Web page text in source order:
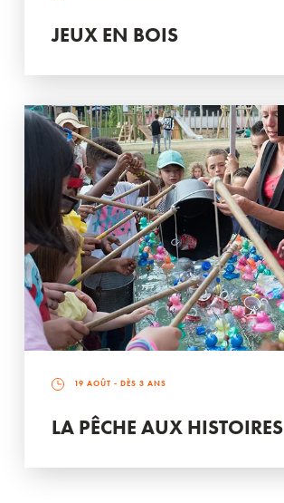
JEUX EN BOIS
19 AOÛT - DÈS 3 ANS
LA PÊCHE AUX HISTOIRES